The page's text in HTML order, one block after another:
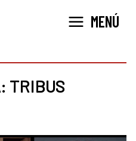
MENÚ
TRIBUS